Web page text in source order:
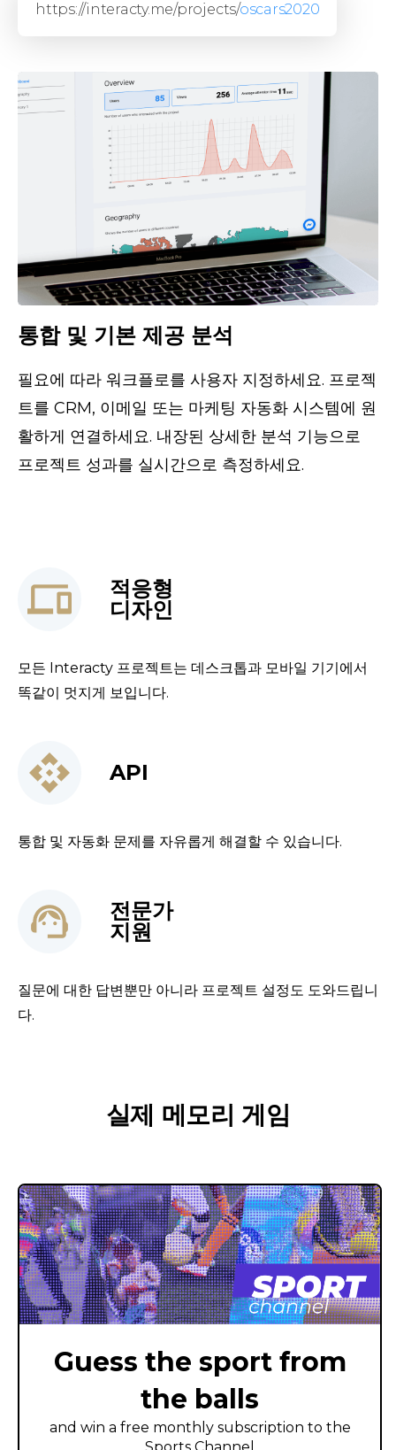
https://interacty.me/projects/oscars2020
통합 및 기본 제공 분석
필요에 따라 워크플로를 사용자 지정하세요. 프로젝
트를 CRM, 이메일 또는 마케팅 자동화 시스템에 원
활하게 연결하세요. 내장된 상세한 분석 기능으로
프로젝트 성과를 실시간으로 측정하세요.
적응형
디자인
모든 Interaсty 프로젝트는 데스크톱과 모바일 기기에서
똑같이 멋지게 보입니다.
API
통합 및 자동화 문제를 자유롭게 해결할 수 있습니다.
전문가
지원
질문에 대한 답변뿐만 아니라 프로젝트 설정도 도와드립니
다.
실제 메모리 게임